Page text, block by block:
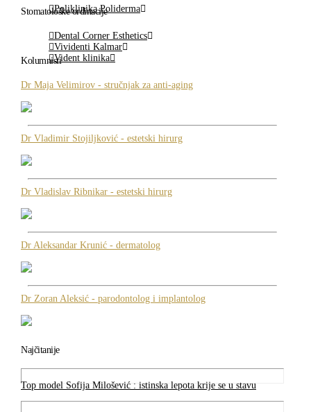
Poliklinika Poliderma
Stomatološke ordinacije
Dental Corner Esthetics
Vividenti Kalmar
Vident klinika
Kolumnisti
Dr Maja Velimirov - stručnjak za anti-aging
Dr Vladimir Stojiljković - estetski hirurg
Dr Vladislav Ribnikar - estetski hirurg
Dr Aleksandar Krunić - dermatolog
Dr Zoran Aleksić - parodontolog i implantolog
Najčitanije
Top model Sofija Milošević : istinska lepota krije se u stavu